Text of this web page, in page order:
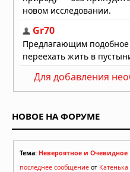
Для добавления
НОВОЕ НА ФОРУМЕ
Тема: Невероятное и Очевидное
последнее сообщение от Катенька